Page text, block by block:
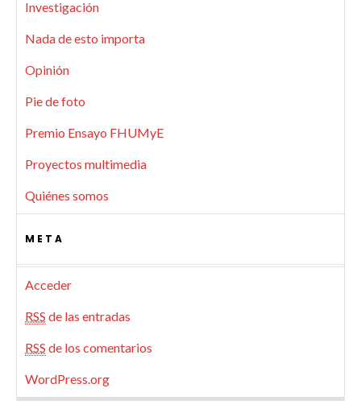
Investigación
Nada de esto importa
Opinión
Pie de foto
Premio Ensayo FHUMyE
Proyectos multimedia
Quiénes somos
META
Acceder
RSS de las entradas
RSS de los comentarios
WordPress.org